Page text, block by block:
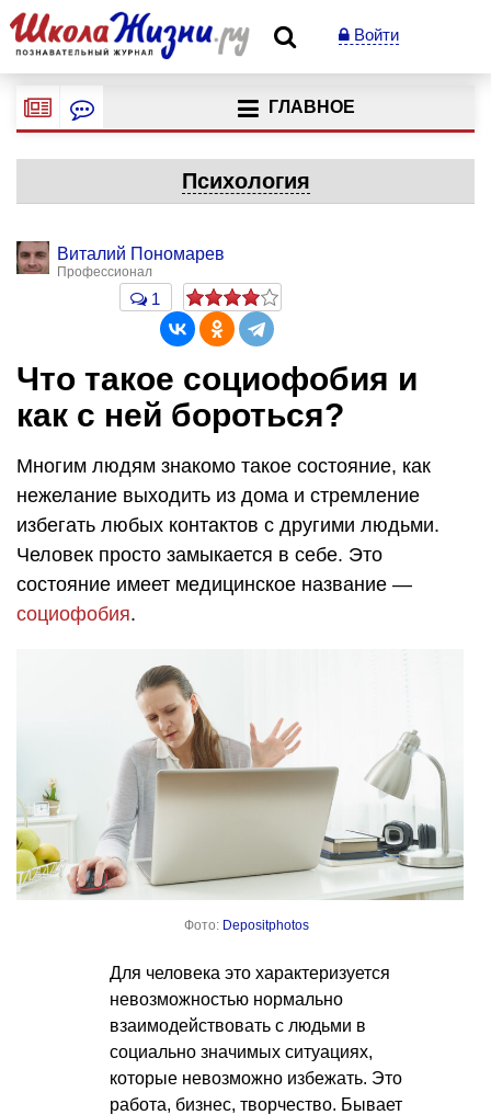
Войти
ГЛАВНОЕ
Психология
Виталий Пономарев
Профессионал
1
Что такое социофобия и
как с ней бороться?
Многим людям знакомо такое состояние, как
нежелание выходить из дома и стремление
избегать любых контактов с другими людьми.
Человек просто замыкается в себе. Это
состояние имеет медицинское название —
социофобия.
Фото: Depositphotos
Для человека это характеризуется
невозможностью нормально
взаимодействовать с людьми в
социально значимых ситуациях,
которые невозможно избежать. Это
работа, бизнес, творчество. Бывает